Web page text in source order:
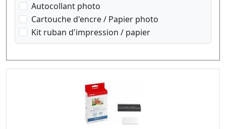
Autocollant photo
Cartouche d'encre / Papier photo
Kit ruban d'impression / papier